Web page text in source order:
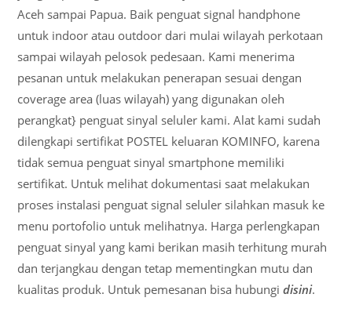
Aceh sampai Papua. Baik penguat signal handphone
untuk indoor atau outdoor dari mulai wilayah perkotaan
sampai wilayah pelosok pedesaan. Kami menerima
pesanan untuk melakukan penerapan sesuai dengan
coverage area (luas wilayah) yang digunakan oleh
perangkat} penguat sinyal seluler kami. Alat kami sudah
dilengkapi sertifikat POSTEL keluaran KOMINFO, karena
tidak semua penguat sinyal smartphone memiliki
sertifikat. Untuk melihat dokumentasi saat melakukan
proses instalasi penguat signal seluler silahkan masuk ke
menu portofolio untuk melihatnya. Harga perlengkapan
penguat sinyal yang kami berikan masih terhitung murah
dan terjangkau dengan tetap mementingkan mutu dan
kualitas produk. Untuk pemesanan bisa hubungidisini.